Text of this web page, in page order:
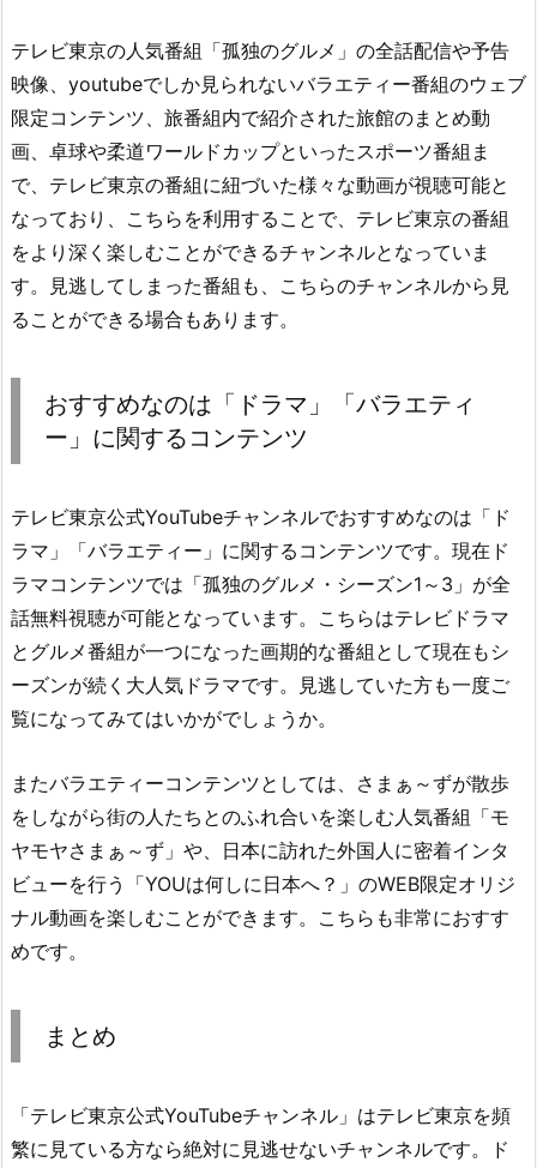
テレビ東京の人気番組「孤独のグルメ」の全話配信や予告
映像、youtubeでしか見られないバラエティー番組のウェブ
限定コンテンツ、旅番組内で紹介された旅館のまとめ動
画、卓球や柔道ワールドカップといったスポーツ番組ま
で、テレビ東京の番組に紐づいた様々な動画が視聴可能と
なっており、こちらを利用することで、テレビ東京の番組
をより深く楽しむことができるチャンネルとなっていま
す。見逃してしまった番組も、こちらのチャンネルから見
ることができる場合もあります。
おすすめなのは「ドラマ」「バラエティ
ー」に関するコンテンツ
テレビ東京公式YouTubeチャンネルでおすすめなのは「ド
ラマ」「バラエティー」に関するコンテンツです。現在ド
ラマコンテンツでは「孤独のグルメ・シーズン1～3」が全
話無料視聴が可能となっています。こちらはテレビドラマ
とグルメ番組が一つになった画期的な番組として現在もシ
ーズンが続く大人気ドラマです。見逃していた方も一度ご
覧になってみてはいかがでしょうか。
またバラエティーコンテンツとしては、さまぁ～ずが散歩
をしながら街の人たちとのふれ合いを楽しむ人気番組「モ
ヤモヤさまぁ～ず」や、日本に訪れた外国人に密着インタ
ビューを行う「YOUは何しに日本へ？」のWEB限定オリジ
ナル動画を楽しむことができます。こちらも非常におすす
めです。
まとめ
「テレビ東京公式YouTubeチャンネル」はテレビ東京を頻
繁に見ている方なら絶対に見逃せないチャンネルです。ド